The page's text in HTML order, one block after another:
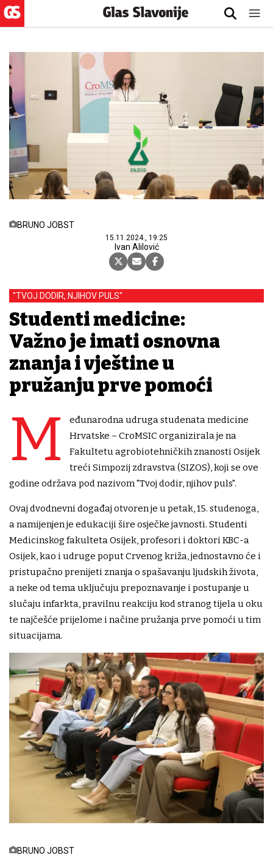
BRUNO JOBST
15.11.2024., 19:25
Ivan Alilović
"TVOJ DODIR, NJIHOV PULS"
Studenti medicine:
Važno je imati osnovna
znanja i vještine u
pružanju prve pomoći
M
eđunarodna udruga studenata medicine
Hrvatske – CroMSIC organizirala je na
Fakultetu agrobiotehničkih znanosti Osijek
treći Simpozij zdravstva (SIZOS), koji se ove
godine održava pod nazivom "Tvoj dodir, njihov puls".
Ovaj dvodnevni događaj otvoren je u petak, 15. studenoga,
a namijenjen je edukaciji šire osječke javnosti. Studenti
Medicinskog fakulteta Osijek, profesori i doktori KBC-a
Osijek, kao i udruge poput Crvenog križa, jednostavno će i
pristupačno prenijeti znanja o spašavanju ljudskih života,
a neke od tema uključuju prepoznavanje i postupanje u
slučaju infarkta, pravilnu reakciju kod stranog tijela u oku
te najčešće prijelome i načine pružanja prve pomoći u tim
situacijama.
BRUNO JOBST